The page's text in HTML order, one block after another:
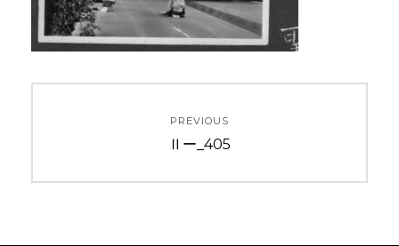
ナ
PREVIOUS
Previous
Ⅱー_405